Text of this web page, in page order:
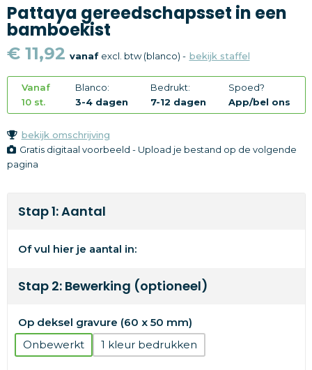
Textiel
Merken
Pattaya gereedschapsset in een
bamboekist
€ 11,92 vanafexcl. btw (blanco) - bekijk staffel
Vanaf
10 st.
Blanco:
3-4 dagen
Bedrukt:
7-12 dagen
Spoed?
App/bel ons
bekijk omschrijving
Gratis digitaal voorbeeld - Upload je bestand op de volgende
pagina
Stap 1: Aantal
Of vul hier je aantal in:
Stap 2: Bewerking (optioneel)
Op deksel gravure (60 x 50 mm)
Onbewerkt
1